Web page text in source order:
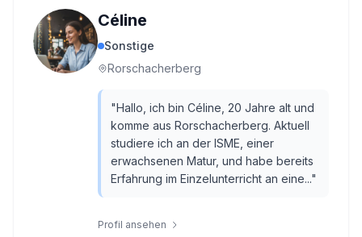
Céline
Sonstige
Rorschacherberg
"Hallo, ich bin Céline, 20 Jahre alt und
komme aus Rorschacherberg. Aktuell
studiere ich an der ISME, einer
erwachsenen Matur, und habe bereits
Erfahrung im Einzelunterricht an eine..."
Profil ansehen